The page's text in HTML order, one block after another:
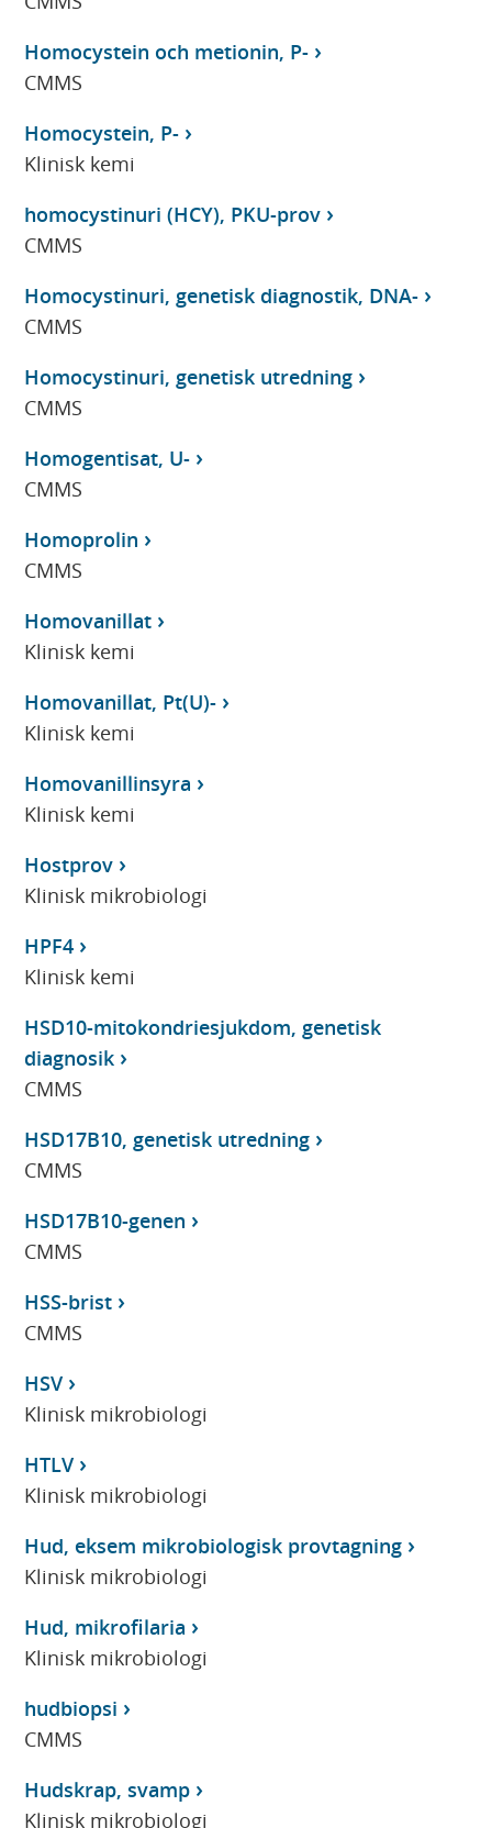
Homocystein och metionin, P-
CMMS
Homocystein, P-
Klinisk kemi
homocystinuri (HCY), PKU-prov
CMMS
Homocystinuri, genetisk diagnostik, DNA-
CMMS
Homocystinuri, genetisk utredning
CMMS
Homogentisat, U-
CMMS
Homoprolin
CMMS
Homovanillat
Klinisk kemi
Homovanillat, Pt(U)-
Klinisk kemi
Homovanillinsyra
Klinisk kemi
Hostprov
Klinisk mikrobiologi
HPF4
Klinisk kemi
HSD10-mitokondriesjukdom, genetisk
diagnosik
CMMS
HSD17B10, genetisk utredning
CMMS
HSD17B10-genen
CMMS
HSS-brist
CMMS
HSV
Klinisk mikrobiologi
HTLV
Klinisk mikrobiologi
Hud, eksem mikrobiologisk provtagning
Klinisk mikrobiologi
Hud, mikrofilaria
Klinisk mikrobiologi
hudbiopsi
CMMS
Hudskrap, svamp
Klinisk mikrobiologi